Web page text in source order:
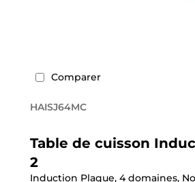
Comparer
HAISJ64MC
Table de cuisson
2
Induction Plaque, 4 domaines,